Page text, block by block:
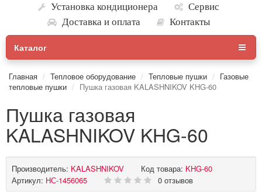
Установка кондиционера
Сервис
Доставка и оплата
Контакты
Каталог
Главная Тепловое оборудование Тепловые пушки
Газовые
тепловые пушки
Пушка газовая KALASHNIKOV KHG-60
Пушка газовая
KALASHNIKOV KHG-60
Производитель: KALASHNIKOV Код товара: KHG-60
Артикул: НС-1456065 0 отзывов